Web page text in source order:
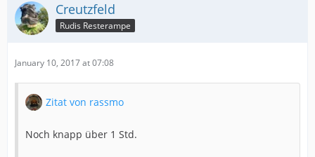
Creutzfeld
Rudis Resterampe
January 10, 2017 at 07:08
Zitat von rassmo
Noch knapp über 1 Std.